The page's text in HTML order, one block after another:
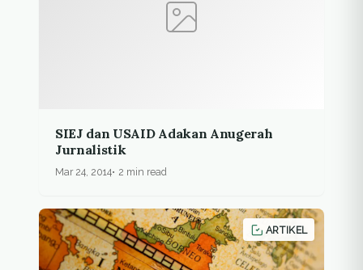
SIEJ dan USAID Adakan Anugerah
Jurnalistik
Mar 24, 2014 2 min read
ARTIKEL